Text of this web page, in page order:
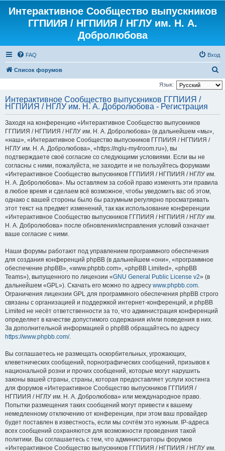
Интерактивное Сообщество выпускников
ГГПИИЯ / НГПИИЯ / НГЛУ им. Н. А.
Добролюбова
FAQ Вход
Список форумов
о
Язык:
Интерактивное Сообщество выпускников ГГПИИЯ /
НГПИИЯ / НГЛУ им. Н. А. Добролюбова - Регистрация
Заходя на конференцию «Интерактивное Сообщество выпускников
ГГПИИЯ / НГПИИЯ / НГЛУ им. Н. А. Добролюбова» (в дальнейшем «мы»,
«наш», «Интерактивное Сообщество выпускников ГГПИИЯ / НГПИИЯ /
НГЛУ им. Н. А. Добролюбова», «https://nglu-my4room.ru»), вы
подтверждаете своё согласие со следующими условиями. Если вы не
согласны с ними, пожалуйста, не заходите и не пользуйтесь форумами
«Интерактивное Сообщество выпускников ГГПИИЯ / НГПИИЯ / НГЛУ им.
Н. А. Добролюбова». Мы оставляем за собой право изменять эти правила
в любое время и сделаем всё возможное, чтобы уведомить вас об этом,
однако с вашей стороны было бы разумным регулярно просматривать
этот текст на предмет изменений, так как использование конференции
«Интерактивное Сообщество выпускников ГГПИИЯ / НГПИИЯ / НГЛУ им.
Н. А. Добролюбова» после обновления/исправления условий означает
ваше согласие с ними.
Наши форумы работают под управлением программного обеспечения
для создания конференций phpBB (в дальнейшем «они», «программное
обеспечение phpBB», «www.phpbb.com», «phpBB Limited», «phpBB
Teams»), выпущенного по лицензии «GNU General Public License v2» (в
дальнейшем «GPL»). Скачать его можно по адресу www.phpbb.com.
Ограничения лицензии GPL для программного обеспечения phpBB строго
связаны с организацией и поддержкой интернет-конференций, и phpBB
Limited не несёт ответственности за то, что администрация конференций
определяет в качестве допустимого содержания и/или поведения в них.
За дополнительной информацией о phpBB обращайтесь по адресу
https://www.phpbb.com/.
Вы соглашаетесь не размещать оскорбительных, угрожающих,
клеветнических сообщений, порнографических сообщений, призывов к
национальной розни и прочих сообщений, которые могут нарушить
законы вашей страны, страны, которая предоставляет услуги хостинга
для форумов «Интерактивное Сообщество выпускников ГГПИИЯ /
НГПИИЯ / НГЛУ им. Н. А. Добролюбова» или международное право.
Попытки размещения таких сообщений могут привести к вашему
немедленному отключению от конференции, при этом ваш провайдер
будет поставлен в известность, если мы сочтём это нужным. IP-адреса
всех сообщений сохраняются для возможности проведения такой
политики. Вы соглашаетесь с тем, что администраторы форумов
«Интерактивное Сообщество выпускников ГГПИИЯ / НГПИИЯ / НГЛУ им.